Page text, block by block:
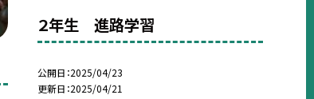
２年生 進路学習
公開日 2025/04/23
更新日 2025/04/21